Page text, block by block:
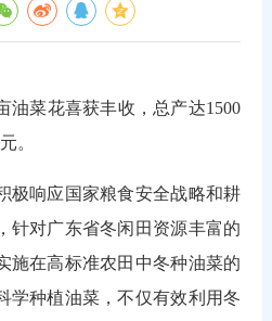
菜花喜获丰收，总产达1500
元。
响应国家粮食安全战略和耕
针对广东省冬闲田资源丰富的
施在高标准农田中冬种油菜的
学种植油菜，不仅有效利用冬